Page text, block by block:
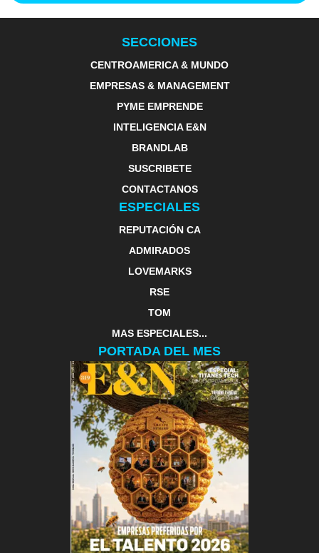
SECCIONES
CENTROAMERICA & MUNDO
EMPRESAS & MANAGEMENT
PYME EMPRENDE
INTELIGENCIA E&N
BRANDLAB
SUSCRIBETE
CONTACTANOS
ESPECIALES
REPUTACIÓN CA
ADMIRADOS
LOVEMARKS
RSE
TOM
MAS ESPECIALES...
PORTADA DEL MES